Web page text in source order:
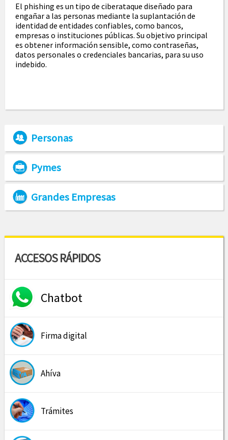
El phishing es un tipo de ciberataque diseñado para
engañar a las personas mediante la suplantación de
identidad de entidades confiables, como bancos,
empresas o instituciones públicas. Su objetivo principal
es obtener información sensible, como contraseñas,
datos personales o credenciales bancarias, para su uso
indebido.
Personas
Pymes
Grandes Empresas
ACCESOS RÁPIDOS
Chatbot
Firma digital
Ahíva
Trámites